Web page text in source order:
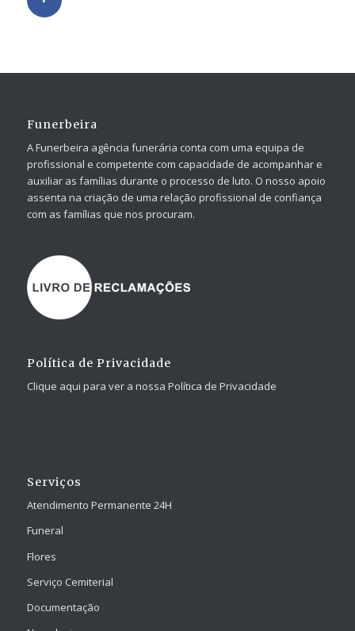
Funerbeira
A Funerbeira agência funerária conta com uma equipa de
profissional e competente com capacidade de acompanhar e
auxiliar as famílias durante o processo de luto. O nosso apoio
assenta na criação de uma relação profissional de confiança
com as famílias que nos procuram.
Política de Privacidade
Clique aqui para ver a nossa Política de Privacidade
Serviços
Atendimento Permanente 24H
Funeral
Flores
Serviço Cemiterial
Documentação